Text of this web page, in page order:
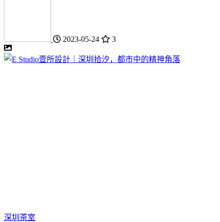
2023-05-24 3
深圳 茶室